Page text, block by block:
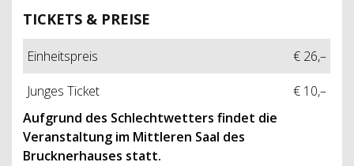
TICKETS & PREISE
Einheitspreis
€ 26,–
Junges Ticket
€ 10,–
Aufgrund des Schlechtwetters findet die
Veranstaltung im Mittleren Saal des
Brucknerhauses statt.